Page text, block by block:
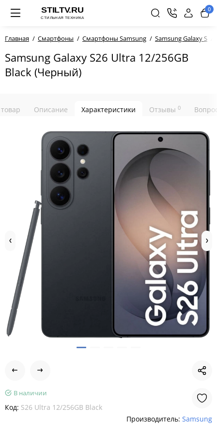
0
Главная Смартфоны Смартфоны Samsung Samsung Galaxy S
Samsung Galaxy S26 Ultra 12/256GB
Black (Черный)
Описание Характеристики Отзывы 0
В наличии
Код: S26 Ultra 12/256GB Black
Производитель: Samsung